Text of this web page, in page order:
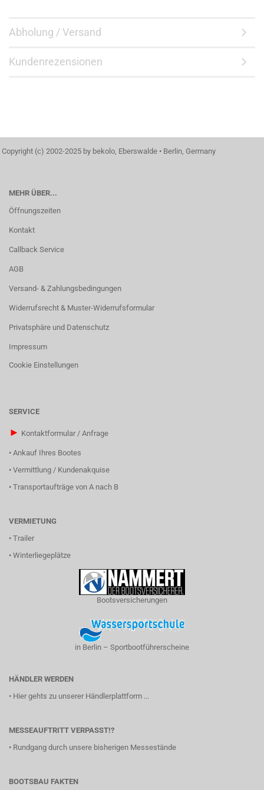
Abholung / Versand
Kundenrezensionen
Copyright (c) 2002-2025 by bekolo, Eberswalde • Berlin, Germany
MEHR ÜBER...
Öffnungszeiten
Kontakt
Callback Service
AGB
Versand- & Zahlungsbedingungen
Widerrufsrecht & Muster-Widerrufsformular
Privatsphäre und Datenschutz
Impressum
Cookie Einstellungen
SERVICE
► Kontaktformular / Anfrage
• Ankauf Ihres Bootes
• Vermittlung / Kundenakquise
• Transportaufträge von A nach B
VERMIETUNG
• Trailer
• Winterliegeplätze
Bootsversicherungen
in Berlin – Sportbootführerscheine
HÄNDLER WERDEN
• Hier gehts zu unserer Händlerplattform ...
MESSEAUFTRITT VERPASST!?
• Rundgang durch unsere bisherigen Messestände
BOOTSBAU FAKTEN